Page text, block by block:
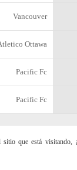
Vancouver
Ottawa
Pacific Fc
Pacific Fc
que está visitando,